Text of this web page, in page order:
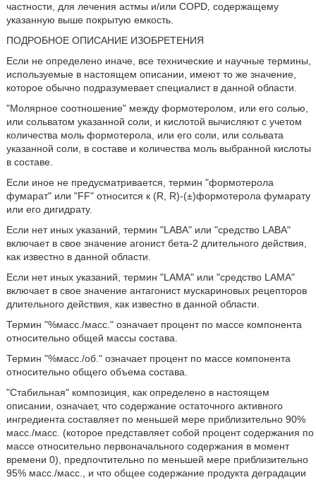
частности, для лечения астмы и/или COPD, содержащему
указанную выше покрытую емкость.
ПОДРОБНОЕ ОПИСАНИЕ ИЗОБРЕТЕНИЯ
Если не определено иначе, все технические и научные термины,
используемые в настоящем описании, имеют то же значение,
которое обычно подразумевает специалист в данной области.
"Молярное соотношение" между формотеролом, или его солью,
или сольватом указанной соли, и кислотой вычисляют с учетом
количества моль формотерола, или его соли, или сольвата
указанной соли, в составе и количества моль выбранной кислоты
в составе.
Если иное не предусматривается, термин "формотерола
фумарат" или "FF" относится к (R, R)-(±)формотерола фумарату
или его дигидрату.
Если нет иных указаний, термин "LABA" или "средство LABA"
включает в свое значение агонист бета-2 длительного действия,
как известно в данной области.
Если нет иных указаний, термин "LAMA" или "средство LAMA"
включает в свое значение антагонист мускариновых рецепторов
длительного действия, как известно в данной области.
Термин "%масс./масс." означает процент по массе компонента
относительно общей массы состава.
Термин "%масс./об." означает процент по массе компонента
относительно общего объема состава.
"Стабильная" композиция, как определено в настоящем
описании, означает, что содержание остаточного активного
ингредиента составляет по меньшей мере приблизительно 90%
масс./масс. (которое представляет собой процент содержания по
массе относительно первоначального содержания в момент
времени 0), предпочтительно по меньшей мере приблизительно
95% масс./масс., и что общее содержание продукта деградации